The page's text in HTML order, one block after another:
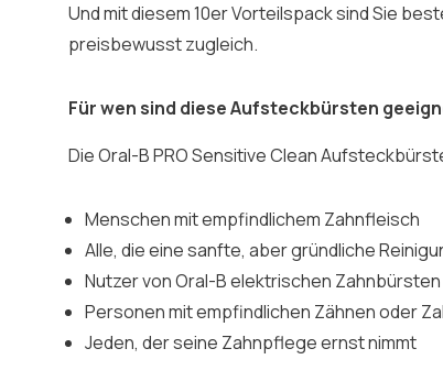
Und mit diesem 10er Vorteilspack sind Sie
preisbewusst zugleich.
Für wen sind diese Aufsteckbürsten
Die Oral-B PRO Sensitive Clean
Menschen mit empfindlichem Zahnfleisch
Alle, die eine sanfte, aber gründliche
Nutzer von Oral-B elektrischen
Personen mit empfindlichen Zähnen oder
Jeden, der seine Zahnpflege ernst nimmt